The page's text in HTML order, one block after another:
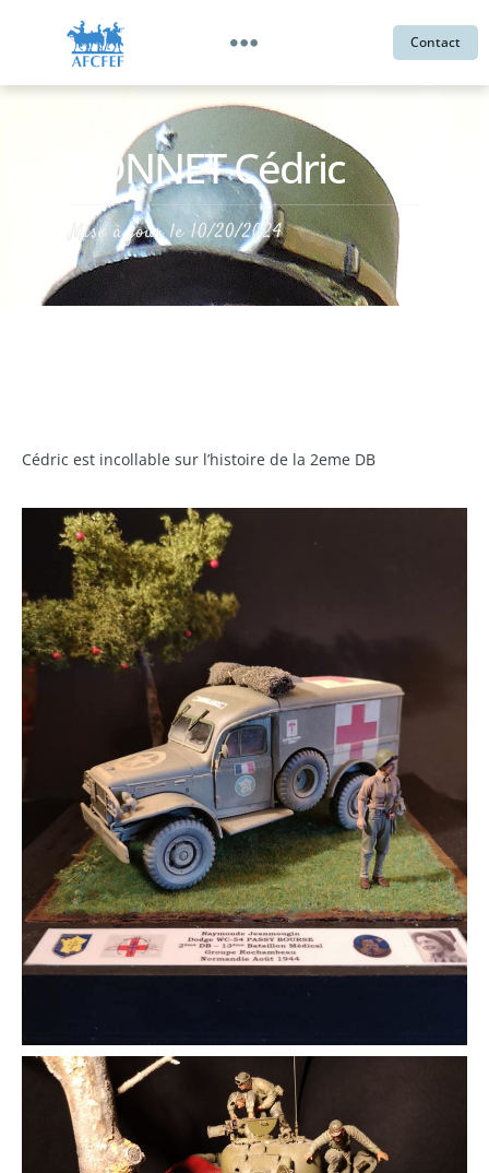
Contact
BONNET Cédric
Mise à jour le 10/20/2024
Cédric est incollable sur l’histoire de la 2eme DB